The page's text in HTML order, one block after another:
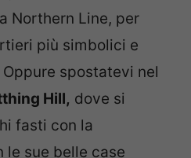
Northern Line, per
più simbolici e
spostatevi nel
Hill, dove si
fasti con la
sue belle case